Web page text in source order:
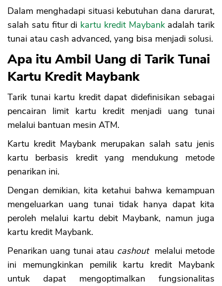
Dalam menghadapi situasi kebutuhan dana darurat,
salah satu fitur di kartu kredit Maybankadalah tarik
tunai atau cash advanced, yang bisa menjadi solusi.
Apa itu Ambil Uang di Tarik Tunai
Kartu Kredit Maybank
Tarik tunai kartu kredit dapat didefinisikan sebagai
pencairan limit kartu kredit menjadi uang tunai
melalui bantuan mesin ATM.
Kartu kredit Maybank merupakan salah satu jenis
kartu berbasis kredit yang mendukung metode
penarikan ini.
Dengan demikian, kita ketahui bahwa kemampuan
mengeluarkan uang tunai tidak hanya dapat kita
peroleh melalui kartu debit Maybank, namun juga
kartu kredit Maybank.
Penarikan uang tunai atau cashout melalui metode
ini memungkinkan pemilik kartu kredit Maybank
untuk dapat mengoptimalkan fungsionalitas